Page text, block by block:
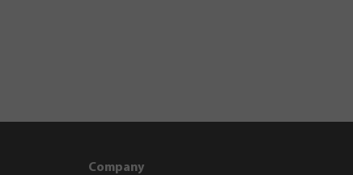
Company